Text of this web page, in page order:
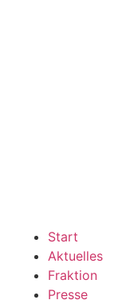
Start
Aktuelles
Fraktion
Presse